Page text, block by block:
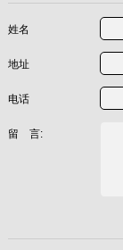
姓名
地址
电话
留 言: